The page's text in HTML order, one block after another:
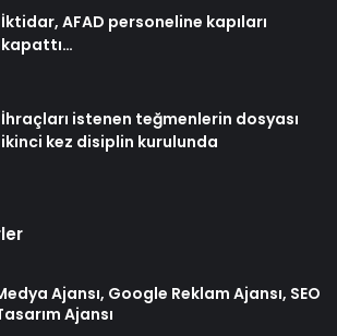
İktidar, AFAD personeline kapıları
kapattı…
İhraçları istenen teğmenlerin dosyası
ikinci kez disiplin kurulunda
Ajansı, Google Reklam Ajansı, SEO
Ajansı